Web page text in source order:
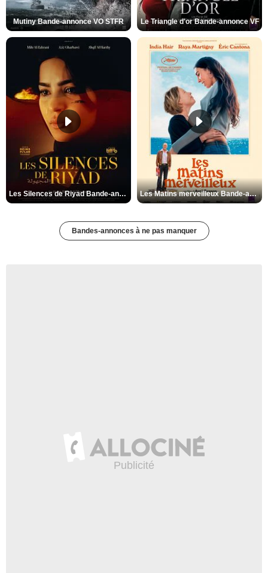
Mutiny Bande-annonce VO STFR Le Triangle d'or Bande-annonce VF
Les Silences de Riyad Bande-annonce VO STFR Les Matins merveilleux Bande-annonce VF
Bandes-annonces à ne pas manquer